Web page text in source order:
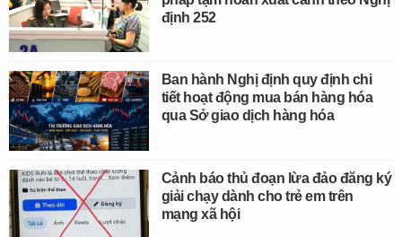
định 252
Ban hành Nghị định quy định chi
tiết hoạt động mua bán hàng hóa
qua Sở giao dịch hàng hóa
Cảnh báo thủ đoạn lừa đảo đăng ký
giải chạy dành cho trẻ em trên
mạng xã hội